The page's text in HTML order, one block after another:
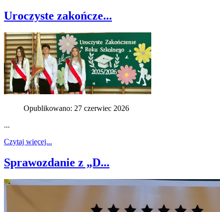
Uroczyste zakończe...
Opublikowano: 27 czerwiec 2026
...
Czytaj więcej...
Sprawozdanie z „D...